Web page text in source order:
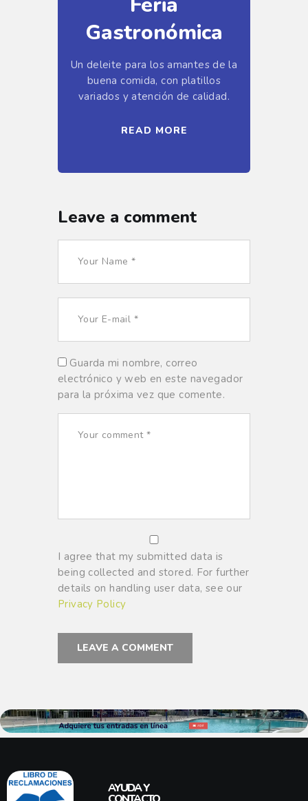
Gastronómica
Un deleite para los amantes de la
buena comida, con platillos
variados y atención de calidad.
READ MORE
Leave a comment
Guarda mi nombre, correo
electrónico y web en este navegador
para la próxima vez que comente.
I agree that my submitted data is
being collected and stored. For further
details on handling user data, see our
Privacy Policy
AYUDA Y